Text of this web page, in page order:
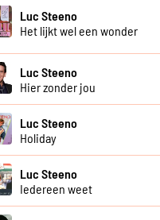
Luc Steeno
Het lijkt wel een wonder
Luc Steeno
Hier zonder jou
Luc Steeno
Holiday
Luc Steeno
Iedereen weet